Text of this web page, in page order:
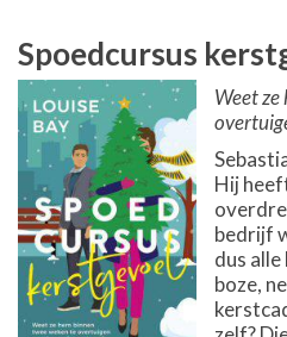
Spoedcursus
Weet
Hij
bedrijf
dus
boze,